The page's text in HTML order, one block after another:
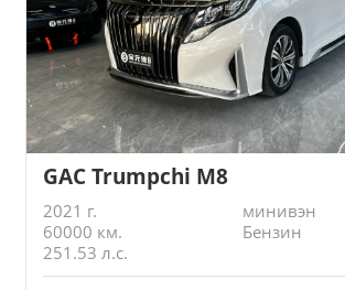
GAC Trumpchi M8
2021 г.
минивэн
60000 км.
Бензин
251.53 л.с.